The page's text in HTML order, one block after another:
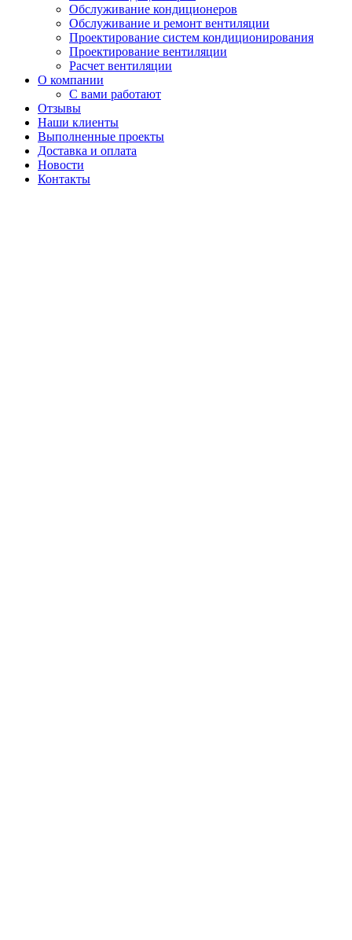
Обслуживание кондиционеров
Обслуживание и ремонт вентиляции
Проектирование систем кондиционирования
Проектирование вентиляции
Расчет вентиляции
О компании
С вами работают
Отзывы
Наши клиенты
Выполненные проекты
Доставка и оплата
Новости
Контакты